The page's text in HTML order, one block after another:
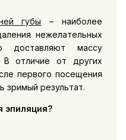
губы – наиболее
нежелательных
доставляют массу
В отличие от других
первого посещения
зримый результат.
эпиляция?